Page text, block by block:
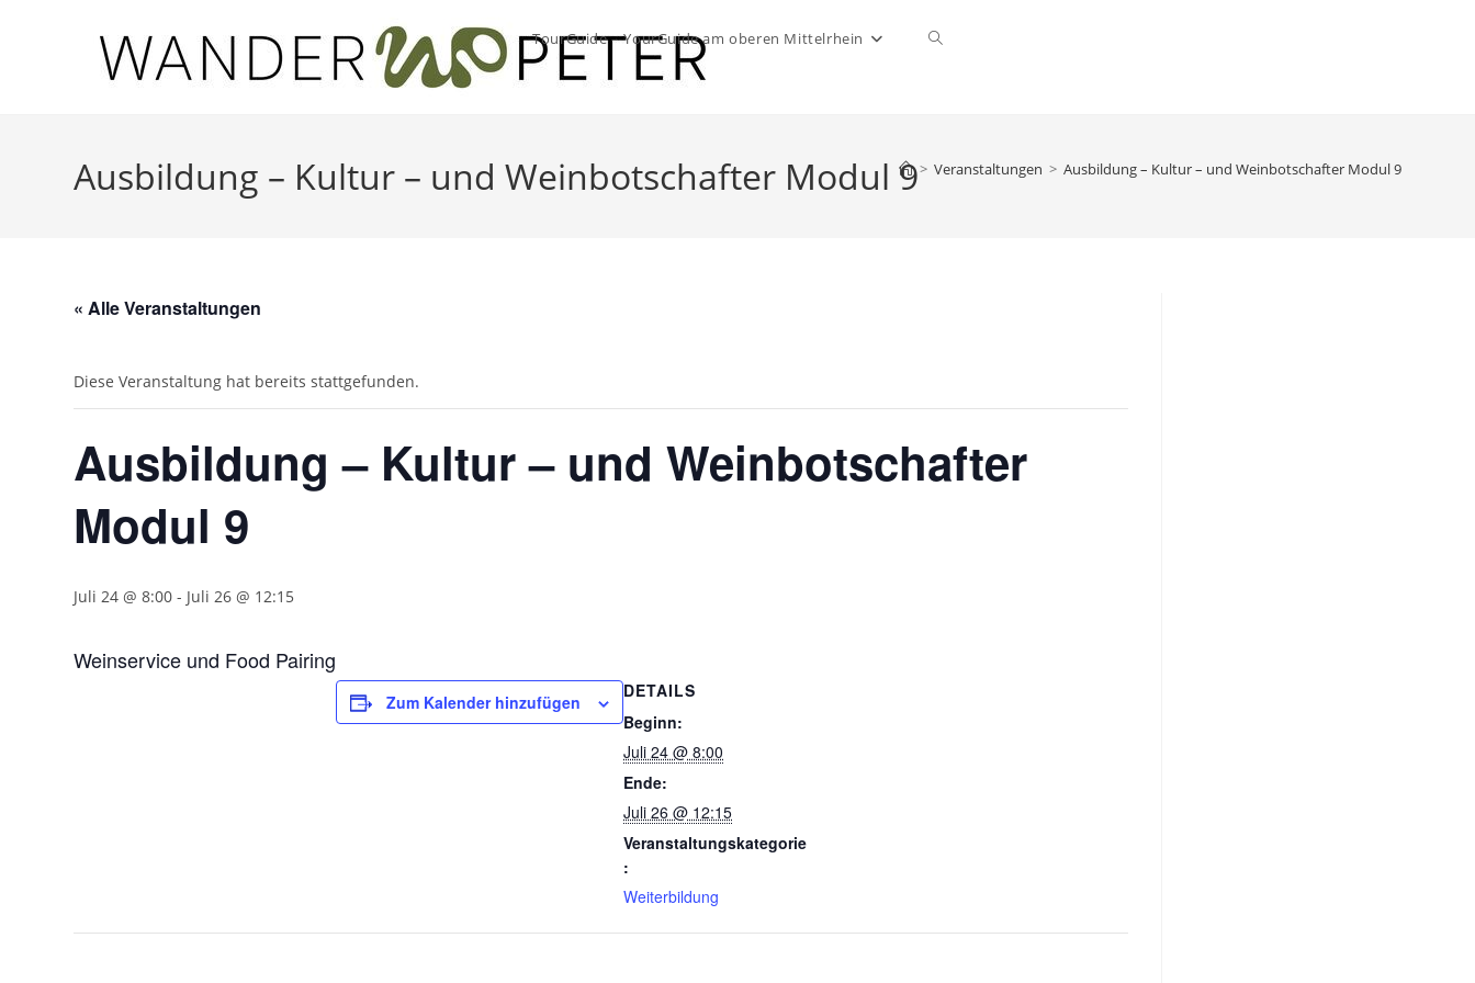
TourGuide – YourGuide am oberen Mittelrhein Website-
Ausbildung – Kultur – und Weinbotschafter Modul 9> Veranstaltungen > Ausbildung – Kultur – und Weinbotschafter Modul 9
« Alle Veranstaltungen
Diese Veranstaltung hat bereits stattgefunden.
Ausbildung – Kultur – und Weinbotschafter
Modul 9
Juli 24 @ 8:00 - Juli 26 @ 12:15
Weinservice und Food Pairing
Zum Kalender hinzufügen
DETAILS
Beginn:
Juli 24 @ 8:00
Ende:
Juli 26 @ 12:15
Veranstaltungskategorie
:
Weiterbildung